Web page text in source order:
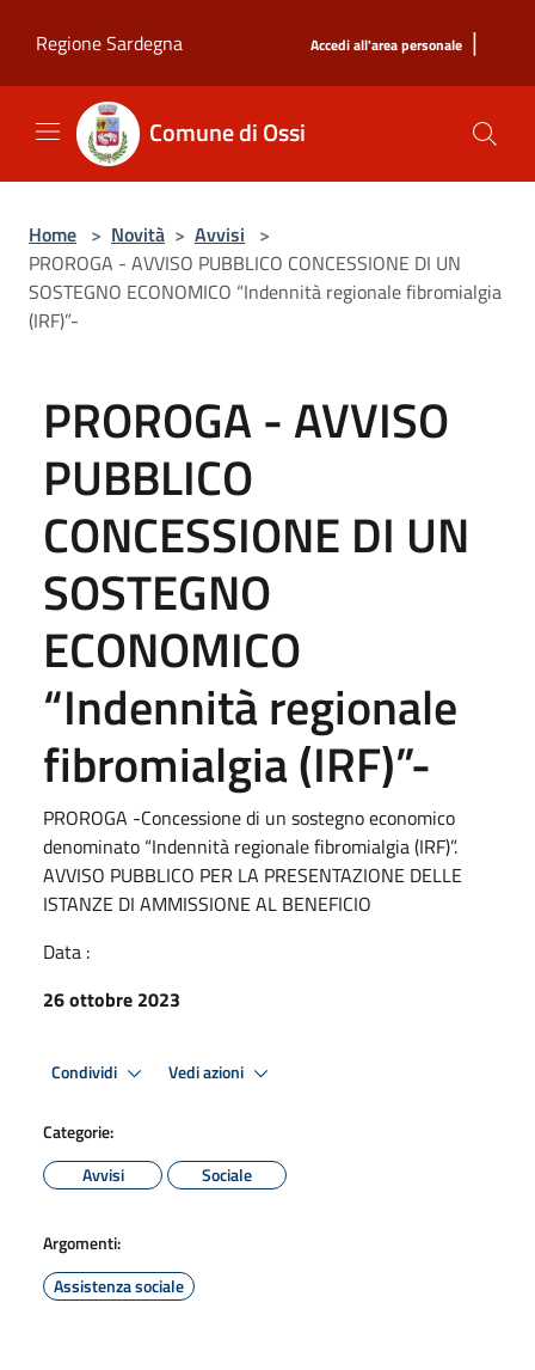
Regione Sardegna
Accedi all'area personale |
Comune di Ossi
Home > Novità > Avvisi >
PROROGA - AVVISO PUBBLICO CONCESSIONE DI UN
SOSTEGNO ECONOMICO “Indennità regionale fibromialgia
(IRF)”-
PROROGA - AVVISO
PUBBLICO
CONCESSIONE DI UN
SOSTEGNO
ECONOMICO
“Indennità regionale
fibromialgia (IRF)”-
PROROGA -Concessione di un sostegno economico
denominato “Indennità regionale fibromialgia (IRF)”.
AVVISO PUBBLICO PER LA PRESENTAZIONE DELLE
ISTANZE DI AMMISSIONE AL BENEFICIO
Data :
26 ottobre 2023
Condividi Vedi azioni
Categorie:
Avvisi
Sociale
Argomenti:
Assistenza sociale